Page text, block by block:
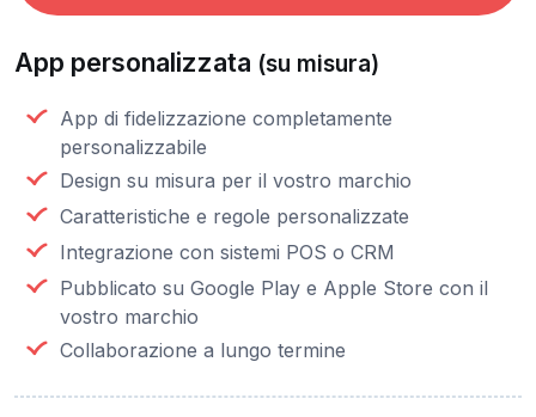
App personalizzata (su misura)
App di fidelizzazione completamente
personalizzabile
Design su misura per il vostro marchio
Caratteristiche e regole personalizzate
Integrazione con sistemi POS o CRM
Pubblicato su Google Play e Apple Store con il
vostro marchio
Collaborazione a lungo termine